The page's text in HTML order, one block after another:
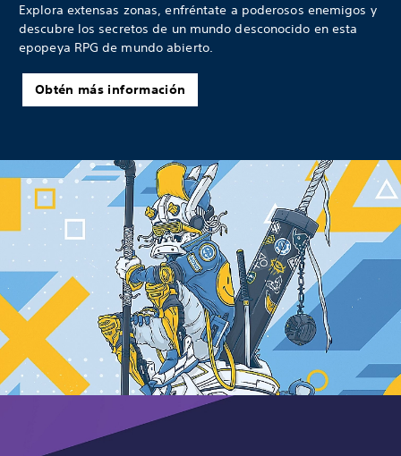
Explora extensas zonas, enfréntate a poderosos enemigos y
descubre los secretos de un mundo desconocido en esta
epopeya RPG de mundo abierto.
Obtén más información